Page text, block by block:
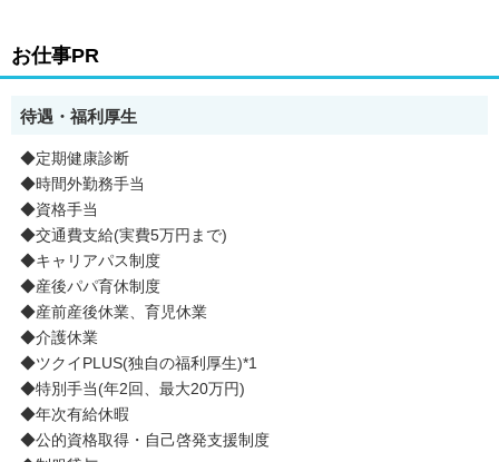
お仕事PR
待遇・福利厚生
◆定期健康診断
◆時間外勤務手当
◆資格手当
◆交通費支給(実費5万円まで)
◆キャリアパス制度
◆産後パパ育休制度
◆産前産後休業、育児休業
◆介護休業
◆ツクイPLUS(独自の福利厚生)*1
◆特別手当(年2回、最大20万円)
◆年次有給休暇
◆公的資格取得・自己啓発支援制度